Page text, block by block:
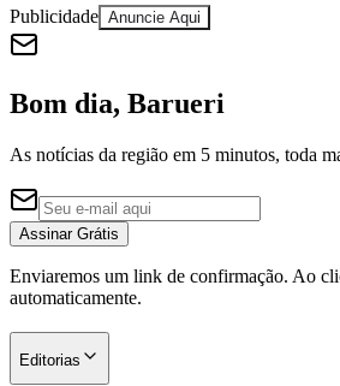
Publicidade Anuncie Aqui
Bom dia, Barueri
As notícias da região em 5 minutos, toda
Assinar Grátis
Enviaremos um link de confirmação. Ao
automaticamente.
Editorias